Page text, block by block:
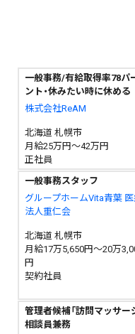
一般事務/有給取得率78パ
ント・休みたい時に休める
株式会社ReAM
北海道 札幌市
月給25万円～42万円
正社員
一般事務スタッフ
グループホームVita青葉
法人重仁会
北海道 札幌市
月給17万5,650円～20万
円
契約社員
管理者候補「訪問マッサー
相談員兼務